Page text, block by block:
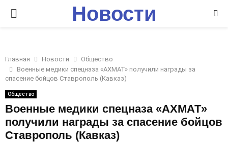
P
I
M
A
Новости
Главная Новости
Общество
Военные медики спецназа «АХМАТ» получили награды за
спасение бойцов Ставрополь (Кавказ)
Общество
Военные медики спецназа «АХМАТ»
получили награды за спасение бойцов
Ставрополь (Кавказ)